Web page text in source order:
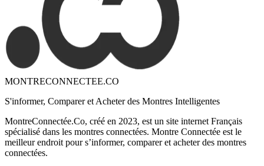
MONTRECONNECTEE.CO
S'informer, Comparer et Acheter des Montres Intelligentes
MontreConnectée.Co, créé en 2023, est un site internet Français
spécialisé dans les montres connectées. Montre Connectée est le
meilleur endroit pour s’informer, comparer et acheter des montres
connectées.